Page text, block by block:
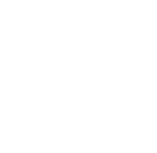
a szűrővizsgálatoktól